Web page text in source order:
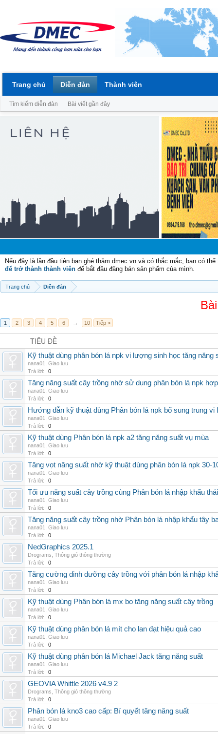
Nếu đây là lần đầu tiên bạn ghé thăm dmec.vn và có thắc mắc, bạn có
để trở thành thành viên để bắt đầu đăng bán sản phẩm của mình.
Trang chủ Diễn đàn
1 2 3 4 5 6 → 10 Tiếp >
TIÊU ĐỀ
Kỹ thuật dùng phân bón lá npk vi lượng sinh học tăng năng
nana01
Giao lưu
Trả lời:
0
Tăng năng suất cây trồng nhờ sử dụng phân bón lá npk
nana01
Giao lưu
Trả lời:
0
Hướng dẫn kỹ thuật dùng Phân bón lá npk bổ sung trung vi
nana01
Giao lưu
Trả lời:
0
Kỹ thuật dùng Phân bón lá npk a2 tăng năng suất vụ mùa
nana01
Giao lưu
Trả lời:
0
Tăng vọt năng suất nhờ kỹ thuật dùng phân bón lá npk 30-
nana01
Giao lưu
Trả lời:
0
Tối ưu năng suất cây trồng cùng Phân bón lá nhập khẩu
nana01
Giao lưu
Trả lời:
0
Tăng năng suất cây trồng nhờ Phân bón lá nhập khẩu tây
nana01
Giao lưu
Trả lời:
0
NedGraphics 2025.1
Drograms Thông gió thông thường
Trả lời:
0
Tăng cường dinh dưỡng cây trồng với phân bón lá nhập
nana01
Giao lưu
Trả lời:
0
Kỹ thuật dùng Phân bón lá mx bo tăng năng suất cây trồng
nana01
Giao lưu
Trả lời:
0
Kỹ thuật dùng phân bón lá mít cho lan đạt hiệu quả cao
nana01
Giao lưu
Trả lời:
0
Kỹ thuật dùng phân bón lá Michael Jack tăng năng suất
nana01
Giao lưu
Trả lời:
0
GEOVIA Whittle 2026 v4.9 2
Drograms Thông gió thông thường
Trả lời:
0
Phân bón lá kno3 cao cấp: Bí quyết tăng năng suất
nana01
Giao lưu
Trả lời:
0
Trang chủ Diễn đàn
Tìm kiếm diễn đàn Bài viết gần đây
Thành viên